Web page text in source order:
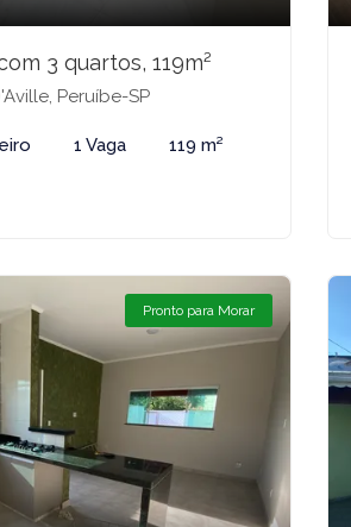
3 quartos, 119m²
Peruíbe-SP
1 Vaga 119 m²
Pronto para Morar